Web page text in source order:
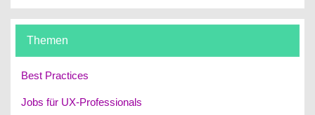
Themen
Best Practices
Jobs für UX-Professionals